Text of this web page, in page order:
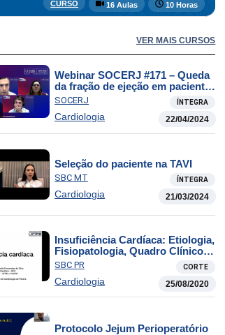
CURSO 16 Aulas 10 Horas
VER MAIS CURSOS
Webinar SOCERJ #171 – Queda
da fração de ejeção em paciente
em tratamento de câncer de
mama: a importância de novas
tecnologias, como o trabalho
miocárdico
SOCERJ ÍNTEGRA
Cardiologia 22/04/2024
Seleção do paciente na TAVI
SBC MT ÍNTEGRA
Cardiologia 21/03/2024
Insuficiência Cardíaca: Etiologia,
Fisiopatologia, Quadro Clínico,
Diagnóstico, Tratamento
SBC PR CORTE
Cardiologia 25/08/2020
Protocolo Jejum Perioperatório